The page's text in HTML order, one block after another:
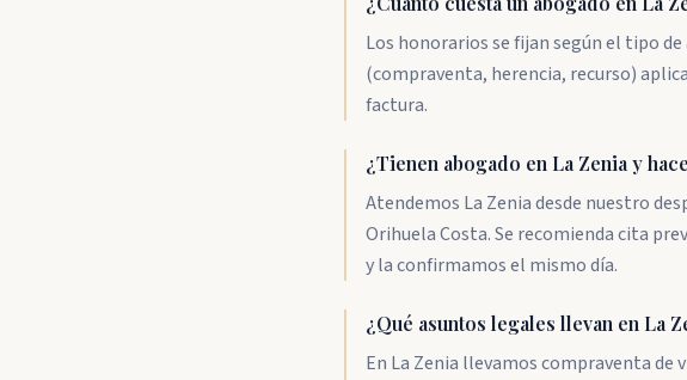
Los honorarios se fijan según el tipo
(compraventa, herencia, recurso)
factura.
¿Tienen abogado en La Zenia y
Atendemos La Zenia desde nuestro
Orihuela Costa. Se recomienda cita
y la confirmamos el mismo día.
¿Qué asuntos legales llevan en La
En La Zenia llevamos compraventa de